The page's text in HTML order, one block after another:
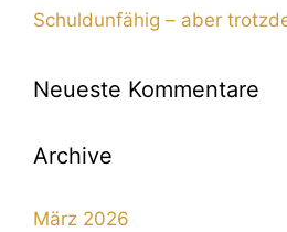
Schuldunfähig – aber
Neueste Kommentare
Archive
März 2026